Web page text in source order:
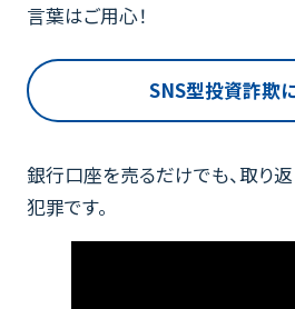
言葉はご用心！
SNS型投資詐欺
銀行口座を売るだけでも、取り
犯罪です。